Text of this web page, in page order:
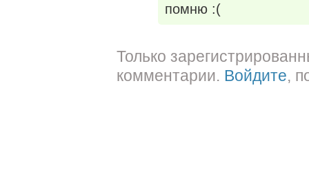
помню :(
Только
комментарии. Войдите,